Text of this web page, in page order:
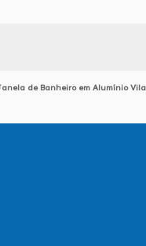
de Banheiro em Alumínio